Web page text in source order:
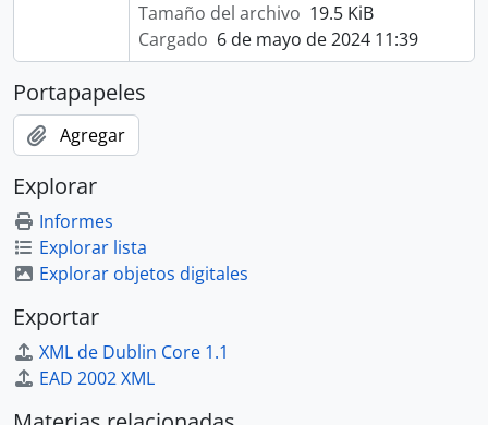
Tamaño del archivo 19.5 KiB
Cargado 6 de mayo de 2024 11:39
Portapapeles
Agregar
Explorar
Informes
Explorar lista
Explorar objetos digitales
Exportar
XML de Dublin Core 1.1
EAD 2002 XML